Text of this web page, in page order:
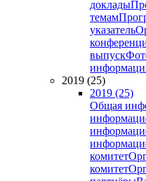
доклады
темам
указатель
выпуск
2019 (25)
2019 (25)
Общая
комитет
комитет